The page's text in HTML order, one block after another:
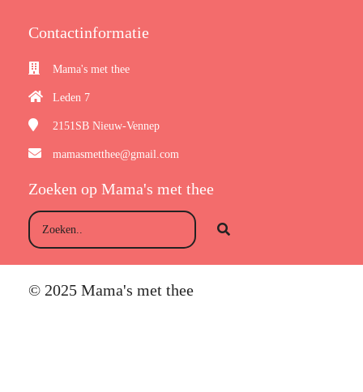
Contactinformatie
Mama's met thee
Leden 7
2151SB Nieuw-Vennep
mamasmetthee@gmail.com
Zoeken op Mama's met thee
© 2025 Mama's met thee